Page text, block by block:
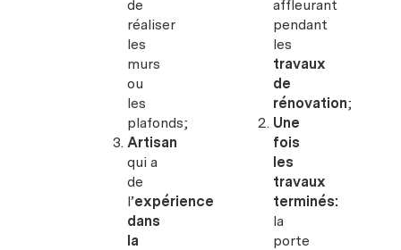
de
réaliser
les
murs
ou
les
plafonds;
Artisan
qui a
de
l’expérience
dans
la
affleurant
pendant
les
travaux
de
rénovation;
Une
fois
les
travaux
terminés:
la
porte